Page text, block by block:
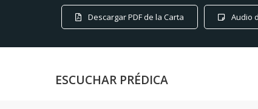
Audio
Descargar PDF de la Carta
ESCUCHAR PRÉDICA